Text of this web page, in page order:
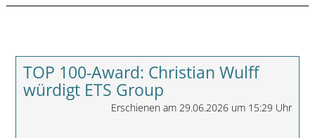
TOP 100-Award: Christian Wulff
würdigt ETS Group
Erschienen am 29.06.2026 um 15:29 Uhr